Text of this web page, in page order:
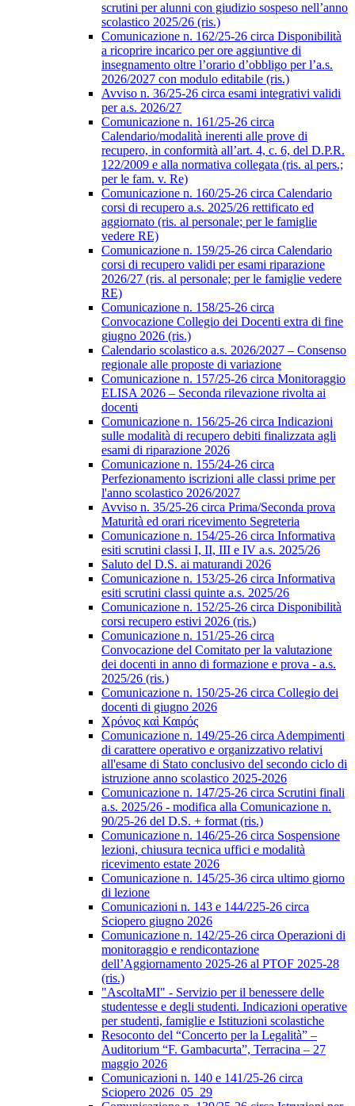
scrutini per alunni con giudizio sospeso nell’anno
scolastico 2025/26 (ris.)
Comunicazione n. 162/25-26 circa Disponibilità
a ricoprire incarico per ore aggiuntive di
insegnamento oltre l’orario d’obbligo per l’a.s.
2026/2027 con modulo editabile (ris.)
Avviso n. 36/25-26 circa esami integrativi validi
per a.s. 2026/27
Comunicazione n. 161/25-26 circa
Calendario/modalità inerenti alle prove di
recupero, in conformità all’art. 4, c. 6, del D.P.R.
122/2009 e alla normativa collegata (ris. al pers.;
per le fam. v. Re)
Comunicazione n. 160/25-26 circa Calendario
corsi di recupero a.s. 2025/26 rettificato ed
aggiornato (ris. al personale; per le famiglie
vedere RE)
Comunicazione n. 159/25-26 circa Calendario
corsi di recupero validi per esami riparazione
2026/27 (ris. al personale; per le famiglie vedere
RE)
Comunicazione n. 158/25-26 circa
Convocazione Collegio dei Docenti extra di fine
giugno 2026 (ris.)
Calendario scolastico a.s. 2026/2027 – Consenso
regionale alle proposte di variazione
Comunicazione n. 157/25-26 circa Monitoraggio
ELISA 2026 – Seconda rilevazione rivolta ai
docenti
Comunicazione n. 156/25-26 circa Indicazioni
sulle modalità di recupero debiti finalizzata agli
esami di riparazione 2026
Comunicazione n. 155/24-26 circa
Perfezionamento iscrizioni alle classi prime per
l'anno scolastico 2026/2027
Avviso n. 35/25-26 circa Prima/Seconda prova
Maturità ed orari ricevimento Segreteria
Comunicazione n. 154/25-26 circa Informativa
esiti scrutini classi I, II, III e IV a.s. 2025/26
Saluto del D.S. ai maturandi 2026
Comunicazione n. 153/25-26 circa Informativa
esiti scrutini classi quinte a.s. 2025/26
Comunicazione n. 152/25-26 circa Disponibilità
corsi recupero estivi 2026 (ris.)
Comunicazione n. 151/25-26 circa
Convocazione del Comitato per la valutazione
dei docenti in anno di formazione e prova - a.s.
2025/26 (ris.)
Comunicazione n. 150/25-26 circa Collegio dei
docenti di giugno 2026
Χρόνος καὶ Καιρός
Comunicazione n. 149/25-26 circa Adempimenti
di carattere operativo e organizzativo relativi
all'esame di Stato conclusivo del secondo ciclo di
istruzione anno scolastico 2025-2026
Comunicazione n. 147/25-26 circa Scrutini finali
a.s. 2025/26 - modifica alla Comunicazione n.
90/25-26 del D.S. + format (ris.)
Comunicazione n. 146/25-26 circa Sospensione
lezioni, chiusura tecnica uffici e modalità
ricevimento estate 2026
Comunicazione n. 145/25-36 circa ultimo giorno
di lezione
Comunicazioni n. 143 e 144/225-26 circa
Sciopero giugno 2026
Comunicazione n. 142/25-26 circa Operazioni di
monitoraggio e rendicontazione
dell’Aggiornamento 2025-26 al PTOF 2025-28
(ris.)
"AscoltaMI" - Servizio per il benessere delle
studentesse e degli studenti. Indicazioni operative
per studenti, famiglie e Istituzioni scolastiche
Resoconto del “Concerto per la Legalità” –
Auditorium “F. Gambacurta”, Terracina – 27
maggio 2026
Comunicazioni n. 140 e 141/25-26 circa
Sciopero 2026_05_29